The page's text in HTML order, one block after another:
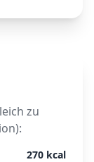
zu
270 kcal